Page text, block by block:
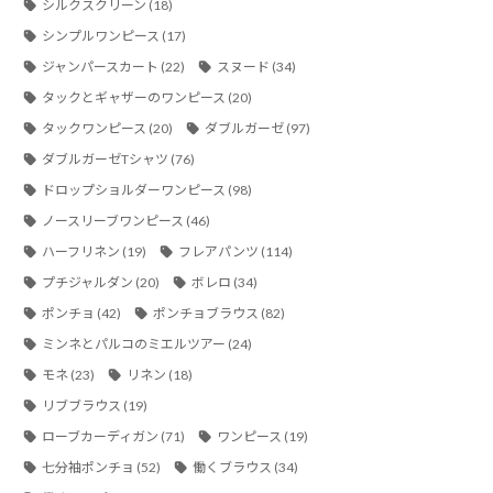
シルクスクリーン (18)
シンプルワンピース (17)
ジャンパースカート (22) スヌード (34)
タックとギャザーのワンピース (20)
タックワンピース (20) ダブルガーゼ (97)
ダブルガーゼTシャツ (76)
ドロップショルダーワンピース (98)
ノースリーブワンピース (46)
ハーフリネン (19) フレアパンツ (114)
プチジャルダン (20) ボレロ (34)
ポンチョ (42) ポンチョブラウス (82)
ミンネとパルコのミエルツアー (24)
モネ(23) リネン (18)
リブブラウス (19)
ローブカーディガン (71) ワンピース (19)
七分袖ポンチョ (52) 働くブラウス (34)